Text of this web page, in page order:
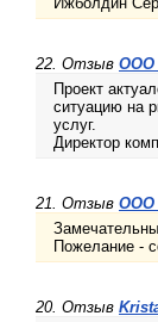
22. Отзыв ООО
Проект
ситуацию на
услуг.
Директор
21. Отзыв ООО
Пожелание -
20. Отзыв